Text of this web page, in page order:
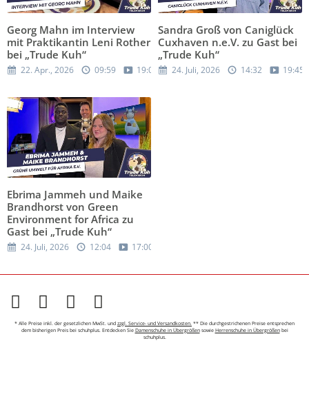
Georg Mahn im Interview
mit Praktikantin Leni Rother
bei „Trude Kuh“
22. Apr., 2026 09:59 19:05
Sandra Groß von Caniglück
Cuxhaven n.e.V. zu Gast bei
„Trude Kuh“
24. Juli, 2026 14:32 19:45
Ebrima Jammeh und Maike
Brandhorst von Green
Environment for Africa zu
Gast bei „Trude Kuh“
24. Juli, 2026 12:04 17:00
* Alle Preise inkl. der gesetzlichen MwSt. und zzgl. Service- und Versandkosten. ** Die durchgestrichenen Preise entsprechen
dem bisherigen Preis bei schuhplus. Entdecken Sie Damenschuhe in Übergrößensowie Herrenschuhe in Übergrößenbei
schuhplus.